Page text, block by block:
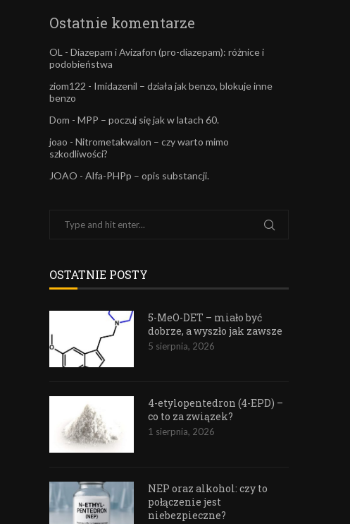
Ostatnie komentarze
OL - Diazepam i Avizafon (pro-diazepam): różnice i
podobieństwa
ziom122 - Imidazenil – działa jak benzo, blokuje inne
benzo
Dom - MPP – poczuj się jak w latach 60.
joao - Nitrometakwalon – czy warto mimo
szkodliwości?
JOAO - Alfa-PHPp – opis substancji.
OSTATNIE POSTY
5-MeO-DET – miało być
dobrze, a wyszło jak zawsze
5 sierpnia, 2026
4-etylopentedron (4-EPD) –
co to za związek?
1 sierpnia, 2026
NEP oraz alkohol: czy to
połączenie jest
niebezpieczne?